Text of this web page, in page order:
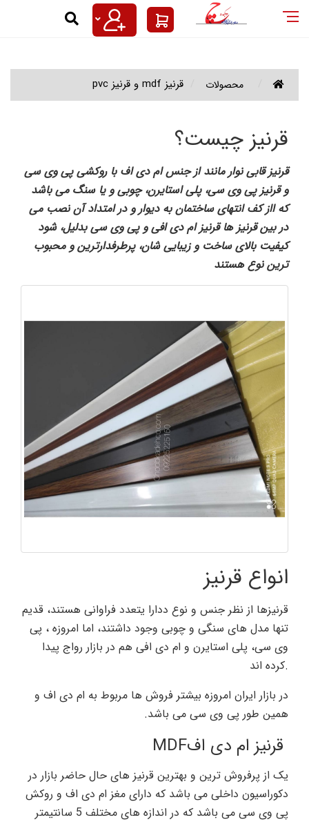
قرنیز mdf و قرنیز pvc | دکوراسیون داخلی چوب کده
تولید قرنیز پی وی سی و قرنیز ام دی اف 02133887082 /قرنیز چیست؟ قرنیز قابی نوار مانند از جنس ام دی اف با روکشی پی وی سی، تمام پی وی سی،ام دی اف، چوبی و یا سنگ
محصولات قرنیز mdf و قرنیز pvc
قرنیز چیست؟
قرنیز قابی نوار مانند از جنس ام دی اف با روکشی پی وی سی
و قرنیز پی وی سی، پلی استایرن، چوبی و یا سنگ می باشد
که ااز کف انتهای ساختمان به دیوار و در امتداد آن نصب می
شود،در بین قرنیز ها قرنیز ام دی افی و پی وی سی بدلیل
کیفیت بالای ساخت و زیبایی شان، پرطرفدارترین و محبوب
ترین نوع هستند
انواع قرنیز
قرنیزها از نظر جنس و نوع ددارا یتعدد فراوانی هستند، قدیم
تنها مدل های سنگی و چوبی وجود داشتند، اما امروزه ، پی
وی سی، پلی استایرن و ام دی افی هم در بازار رواج پیدا
کرده اند.
در بازار ایران امروزه بیشتر فروش ها مربوط به ام دی اف و
همین طور پی وی سی می باشد.
MDFقرنیز ام دی اف
یک از پرفروش ترین و بهترین قرنیز های حال حاضر بازار در
دکوراسیون داخلی می باشد که دارای مغز ام دی اف و روکش
پی وی سی می باشد که در اندازه های مختلف 5 سانتیمتر